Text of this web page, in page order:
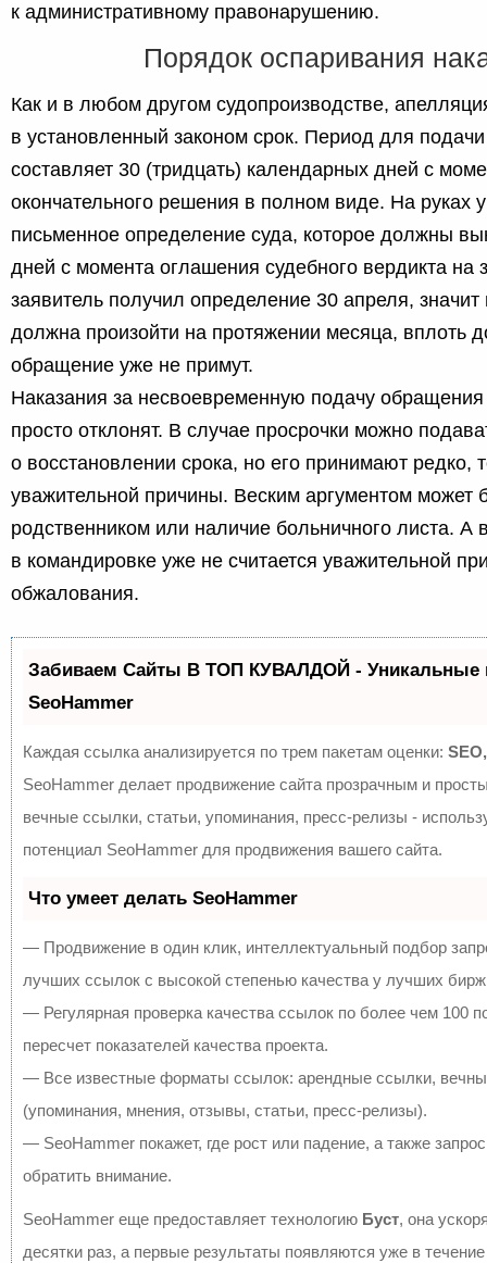
к административному правонарушению.
Порядок оспаривания
Как и в любом другом судопроизводстве,
в установленный законом срок. Период для
составляет 30 (тридцать) календарных дней с
окончательного решения в полном виде. На руках
письменное определение суда, которое должны
дней с момента оглашения судебного вердикта на
заявитель получил определение 30 апреля,
должна произойти на протяжении месяца, вплоть
обращение уже не примут.
Наказания за несвоевременную подачу обращения
просто отклонят. В случае просрочки можно
о восстановлении срока, но его принимают редко,
уважительной причины. Веским аргументом может
родственником или наличие больничного листа. А
в командировке уже не считается уважительной
обжалования.
Забиваем Сайты В ТОП КУВАЛДОЙ - Уникальные
SeoHammer
Каждая ссылка анализируется по трем пакетам оценки:
SeoHammer делает продвижение сайта прозрачным и
вечные ссылки, статьи, упоминания, пресс-релизы -
потенциал SeoHammer для продвижения вашего сайта.
Что умеет делать SeoHammer
— Продвижение в один клик, интеллектуальный подбор
лучших ссылок с высокой степенью качества у лучших
— Регулярная проверка качества ссылок по более чем 100
пересчет показателей качества проекта.
— Все известные форматы ссылок: арендные ссылки,
(упоминания, мнения, отзывы, статьи, пресс-релизы).
— SeoHammer покажет, где рост или падение, а также
обратить внимание.
SeoHammer еще предоставляет технологию Буст, она
десятки раз, а первые результаты появляются уже в